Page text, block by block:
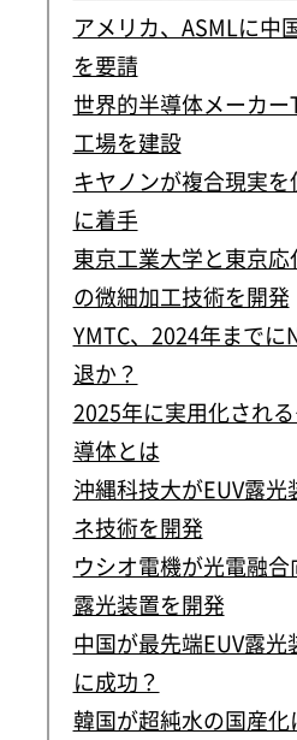
アメリカ、ASMLに中
を要請
世界的半導体メーカ
工場を建設
キヤノンが複合現実
に着手
東京工業大学と東京
の微細加工技術を開発
YMTC、2024年までに
退か？
2025年に実用化され
導体とは
沖縄科技大がEUV露
ネ技術を開発
ウシオ電機が光電融
露光装置を開発
中国が最先端EUV露
に成功？
韓国が超純水の国産化